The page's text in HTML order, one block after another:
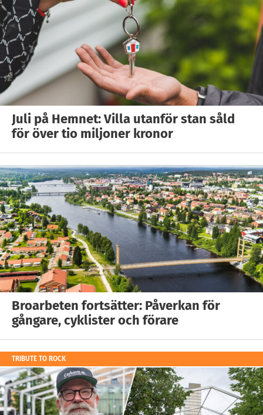
Juli på Hemnet: Villa utanför stan såld
för över tio miljoner kronor
Broarbeten fortsätter: Påverkan för
gångare, cyklister och förare
TRIBUTE TO ROCK